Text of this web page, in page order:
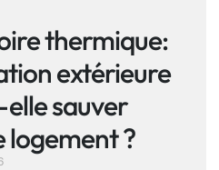
thermique:
extérieure
sauver
logement ?